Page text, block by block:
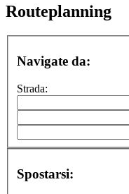
Routeplanning
Navigate da:
Strada:
Spostarsi: